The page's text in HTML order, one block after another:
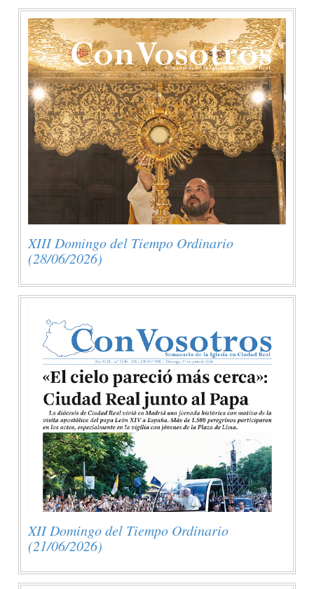
XIII Domingo del Tiempo Ordinario
(28/06/2026)
XII Domingo del Tiempo Ordinario
(21/06/2026)